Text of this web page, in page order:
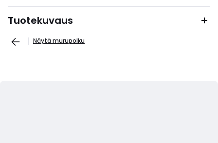
Tuotekuvaus
Näytä murupolku